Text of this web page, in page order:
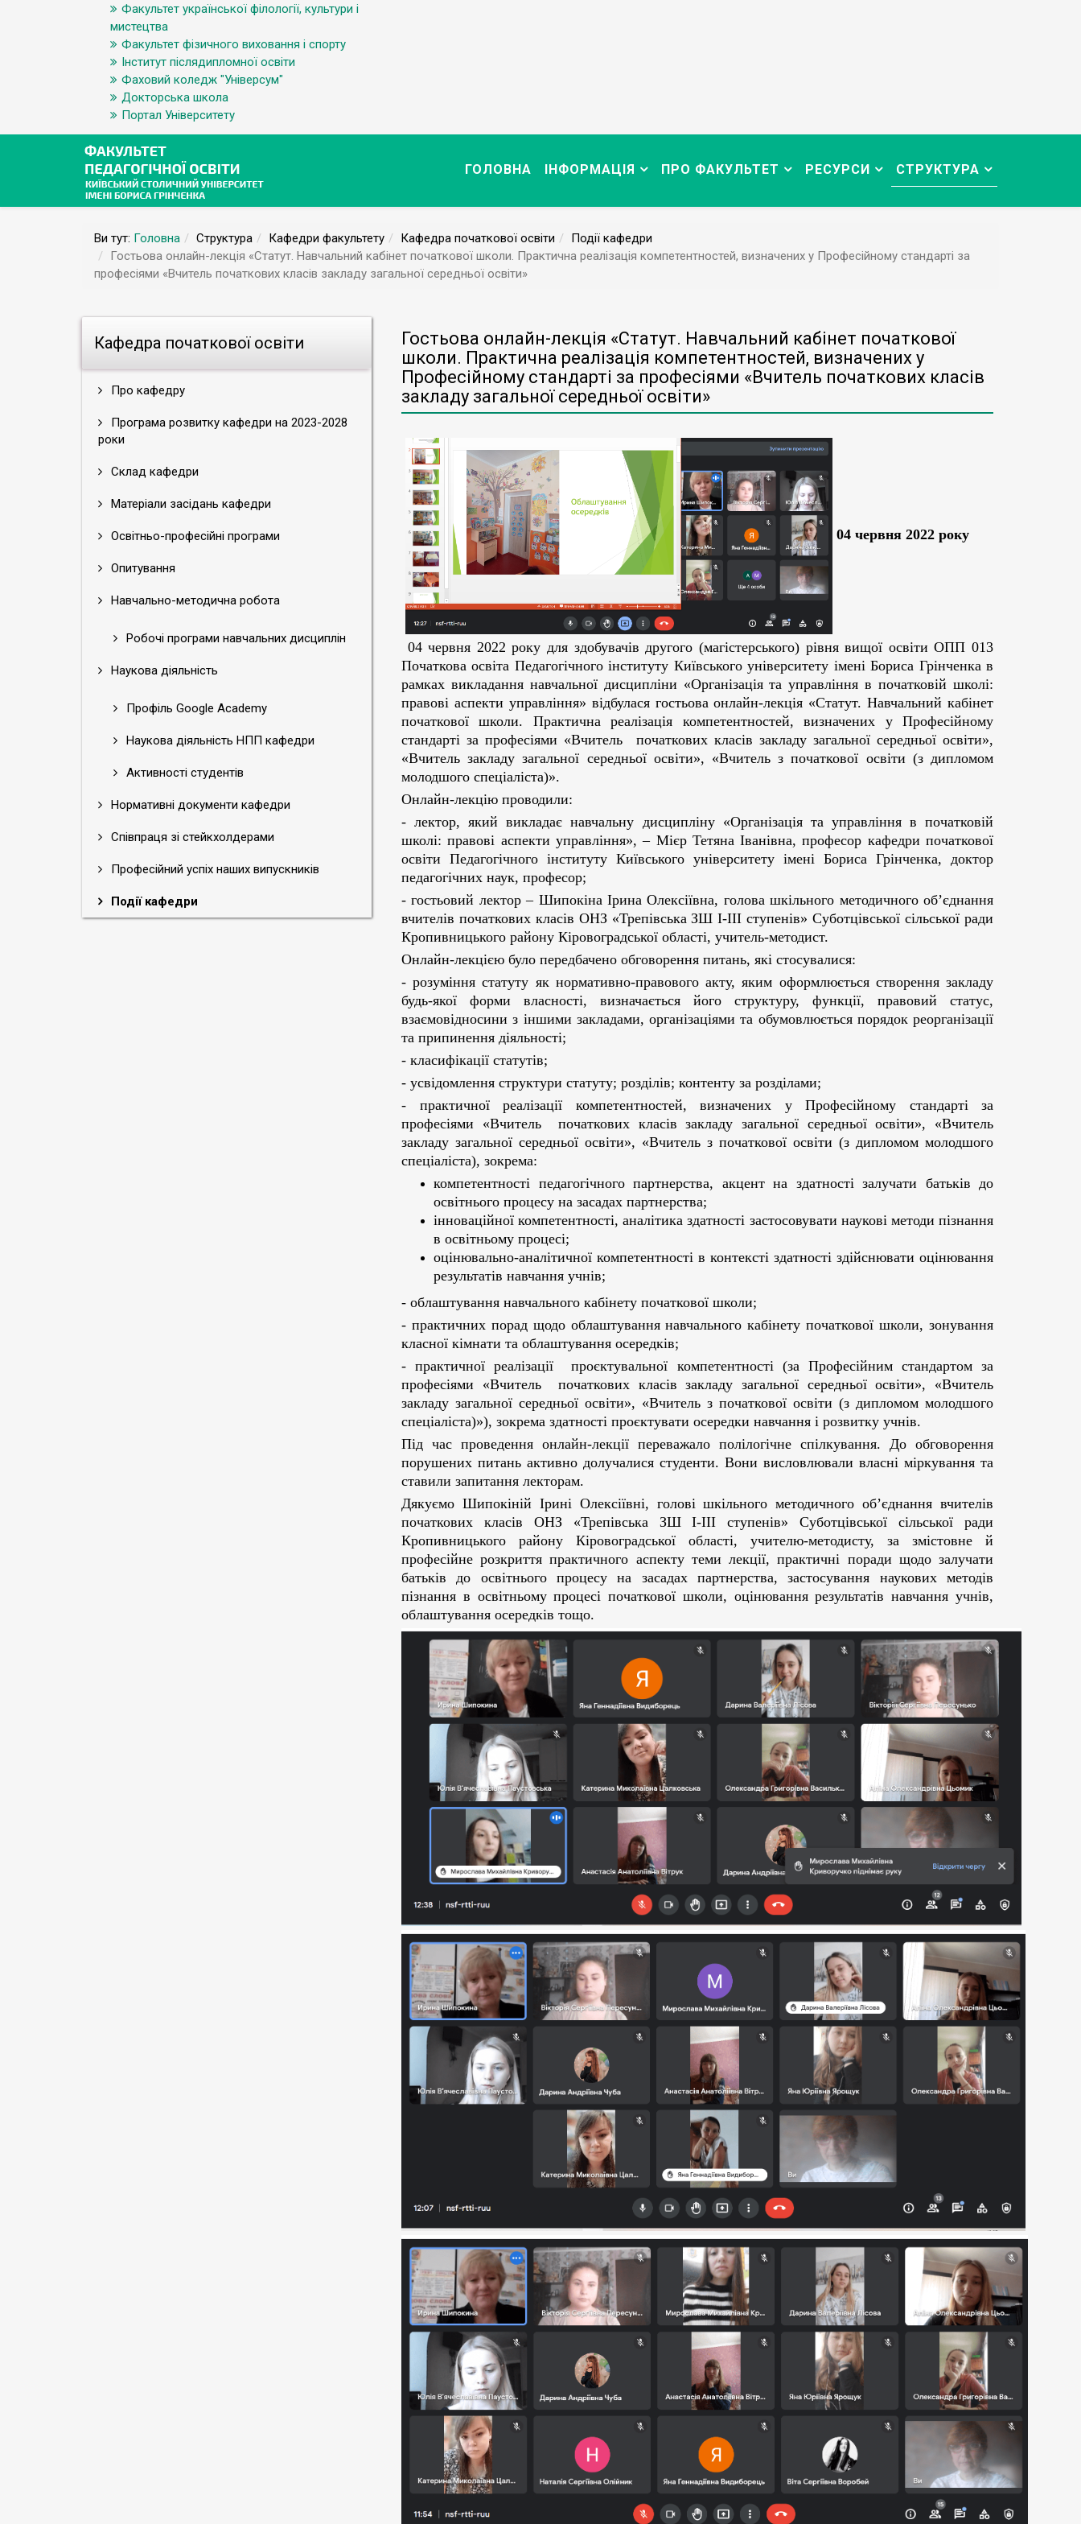
Факультет української філології, культури і
мистецтва
Факультет фізичного виховання і спорту
Інститут післядипломної освіти
Фаховий коледж "Універсум"
Докторська школа
Портал Університету
ГОЛОВНА ІНФОРМАЦІЯ ПРО ФАКУЛЬТЕТ РЕСУРСИ СТРУКТУРА
Ви тут: Головна Структура Кафедри факультету Кафедра початкової освіти
Події кафедри
Гостьова онлайн-лекція «Статут. Навчальний кабінет початкової школи. Практична реалізація компетентностей, визначених у Професійному стандарті за
професіями «Вчитель початкових класів закладу загальної середньої освіти»
Кафедра початкової освіти
Про кафедру
Програма розвитку кафедри на 2023-2028
роки
Склад кафедри
Матеріали засідань кафедри
Освітньо-професійні програми
Опитування
Навчально-методична робота
Робочі програми навчальних дисциплін
Наукова діяльність
Профіль Google Academy
Наукова діяльність НПП кафедри
Активності студентів
Нормативні документи кафедри
Співпраця зі стейкхолдерами
Професійний успіх наших випускників
Події кафедри
Гостьова онлайн-лекція «Статут. Навчальний кабінет початкової
школи. Практична реалізація компетентностей, визначених у
Професійному стандарті за професіями «Вчитель початкових класів
закладу загальної середньої освіти»
04 червня 2022 року
04 червня 2022 року для здобувачів другого (магістерського) рівня вищої освіти ОПП 013
Початкова освіта Педагогічного інституту Київського університету імені Бориса Грінченка в
рамках викладання навчальної дисципліни «Організація та управління в початковій школі:
правові аспекти управління» відбулася гостьова онлайн-лекція «Статут. Навчальний кабінет
початкової школи. Практична реалізація компетентностей, визначених у Професійному
стандарті за професіями «Вчитель початкових класів закладу загальної середньої освіти»,
«Вчитель закладу загальної середньої освіти», «Вчитель з початкової освіти (з дипломом
молодшого спеціаліста)».
Онлайн-лекцію проводили:
- лектор, який викладає навчальну дисципліну «Організація та управління в початковій
школі: правові аспекти управління», – Мієр Тетяна Іванівна, професор кафедри початкової
освіти Педагогічного інституту Київського університету імені Бориса Грінченка, доктор
педагогічних наук, професор;
- гостьовий лектор – Шипокіна Ірина Олексіївна, голова шкільного методичного об’єднання
вчителів початкових класів ОНЗ «Трепівська ЗШ І-ІІІ ступенів» Суботцівської сільської ради
Кропивницького району Кіровоградської області, учитель-методист.
Онлайн-лекцією було передбачено обговорення питань, які стосувалися:
- розуміння статуту як нормативно-­правового акту, яким оформлюється створення закладу
будь­-якої форми власності, визначається його структуру, функції, правовий статус,
взаємовідносини з іншими закладами, організаціями та обумовлюється порядок реорганізації
та припинення діяльності;
- класифікації статутів;
- усвідомлення структури статуту; розділів; контенту за розділами;
- практичної реалізації компетентностей, визначених у Професійному стандарті за
професіями «Вчитель початкових класів закладу загальної середньої освіти», «Вчитель
закладу загальної середньої освіти», «Вчитель з початкової освіти (з дипломом молодшого
спеціаліста), зокрема:
компетентності педагогічного партнерства, акцент на здатності залучати батьків до
освітнього процесу на засадах партнерства;
інноваційної компетентності, аналітика здатності застосовувати наукові методи пізнання
в освітньому процесі;
оцінювально-аналітичної компетентності в контексті здатності здійснювати оцінювання
результатів навчання учнів;
- облаштування навчального кабінету початкової школи;
- практичних порад щодо облаштування навчального кабінету початкової школи, зонування
класної кімнати та облаштування осередків;
- практичної реалізації проєктувальної компетентності (за Професійним стандартом за
професіями «Вчитель початкових класів закладу загальної середньої освіти», «Вчитель
закладу загальної середньої освіти», «Вчитель з початкової освіти (з дипломом молодшого
спеціаліста)»), зокрема здатності проєктувати осередки навчання і розвитку учнів.
Під час проведення онлайн-лекції переважало полілогічне спілкування. До обговорення
порушених питань активно долучалися студенти. Вони висловлювали власні міркування та
ставили запитання лекторам.
Дякуємо Шипокіній Ірині Олексіївні, голові шкільного методичного об’єднання вчителів
початкових класів ОНЗ «Трепівська ЗШ І-ІІІ ступенів» Суботцівської сільської ради
Кропивницького району Кіровоградської області, учителю-методисту, за змістовне й
професійне розкриття практичного аспекту теми лекції, практичні поради щодо залучати
батьків до освітнього процесу на засадах партнерства, застосування наукових методів
пізнання в освітньому процесі початкової школи, оцінювання результатів навчання учнів,
облаштування осередків тощо.